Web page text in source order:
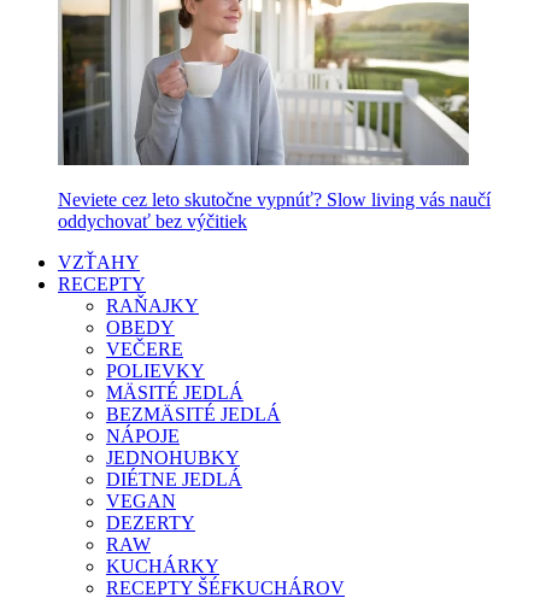
Neviete cez leto skutočne vypnúť? Slow living vás naučí
oddychovať bez výčitiek
VZŤAHY
RECEPTY
RAŇAJKY
OBEDY
VEČERE
POLIEVKY
MÄSITÉ JEDLÁ
BEZMÄSITÉ JEDLÁ
NÁPOJE
JEDNOHUBKY
DIÉTNE JEDLÁ
VEGAN
DEZERTY
RAW
KUCHÁRKY
RECEPTY ŠÉFKUCHÁROV